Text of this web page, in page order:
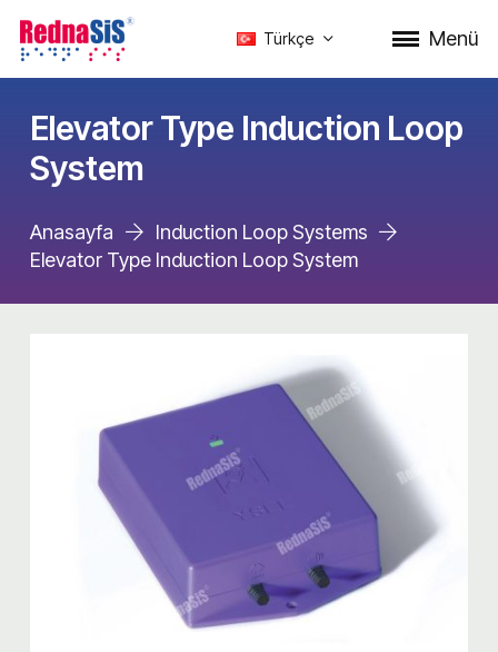
Türkçe Menü
Elevator Type Induction Loop
System
Anasayfa
Induction Loop Systems
Elevator Type Induction Loop System